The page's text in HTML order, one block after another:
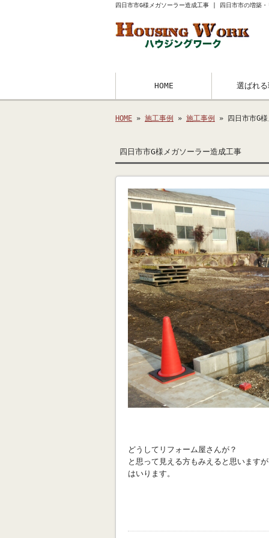
四日市市G様メガソーラー造成工事 | 四日市市の増築・
HOME 選ばれる
HOME » 施工事例 » 施工事例 » 四日市市G
四日市市G様メガソーラー造成工事
どうしてリフォーム屋さんが？
と思って見える方もみえると思います
はいります。